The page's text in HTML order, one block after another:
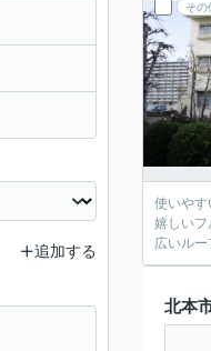
その
使いやす
嬉しいフ
広いルー
北本
追加する